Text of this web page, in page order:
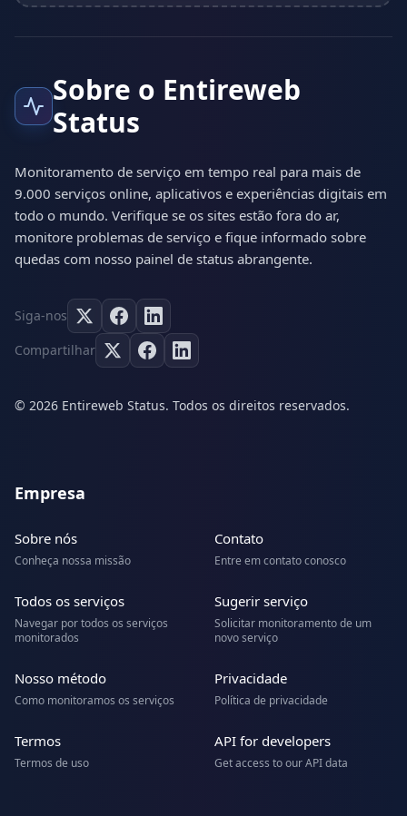
Sobre o Entireweb
Status
Monitoramento de serviço em tempo real para mais de
9.000 serviços online, aplicativos e experiências digitais em
todo o mundo. Verifique se os sites estão fora do ar,
monitore problemas de serviço e fique informado sobre
quedas com nosso painel de status abrangente.
Siga-nos
Compartilhar
© 2026 Entireweb Status. Todos os direitos reservados.
Empresa
Sobre nós
Conheça nossa missão
Contato
Entre em contato conosco
Todos os serviços
Navegar por todos os serviços
monitorados
Sugerir serviço
Solicitar monitoramento de um
novo serviço
Nosso método
Como monitoramos os serviços
Privacidade
Política de privacidade
Termos
Termos de uso
API for developers
Get access to our API data